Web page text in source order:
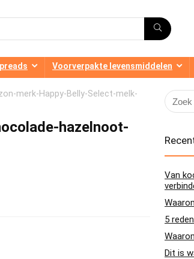
Voorverpakte levensmiddelen
merk-Happy-Belly-Select-melk-
hazelnoot-
Van
5
Dit is